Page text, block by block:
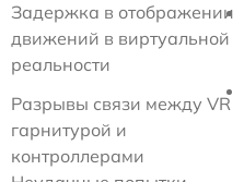
Задержка в отображении
движений в виртуальной
реальности
Разрывы связи между VR
гарнитурой и
контроллерами